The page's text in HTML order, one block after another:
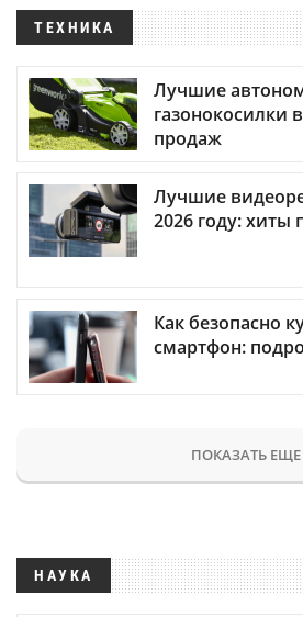
ТЕХНИКА
Лучшие
газонокосилки
продаж
Лучшие
2026 году: хиты
Как безопасно
смартфон:
ПОКАЗАТЬ ЕЩЕ
НАУКА